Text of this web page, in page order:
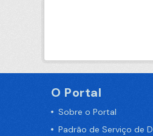
O Portal
Sobre o Portal
Padrão de Serviço de